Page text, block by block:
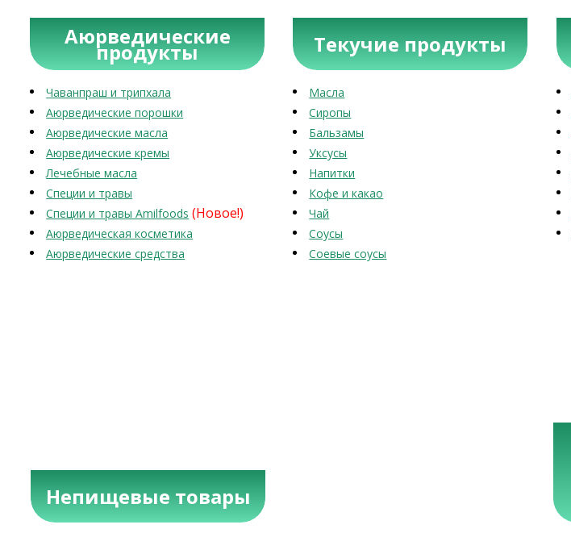
Аюрведические
продукты
Чаванпраш и трипхала
Аюрведические порошки
Аюрведические масла
Аюрведические кремы
Лечебные масла
Специи и травы
Специи и травы Amilfoods (Новое!)
Аюрведическая косметика
Аюрведические средства
Текучие продукты
Масла
Сиропы
Бальзамы
Уксусы
Напитки
Кофе и какао
Чай
Соусы
Соевые соусы
Непищевые товары